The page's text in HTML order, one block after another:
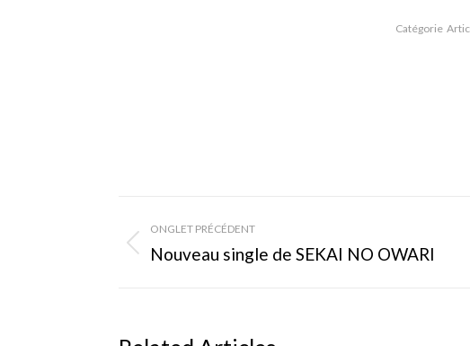
Catégorie
Navigation
de
ONGLET PRÉCÉDENT
Onglet
Nouveau single de SEKAI NO OWARI